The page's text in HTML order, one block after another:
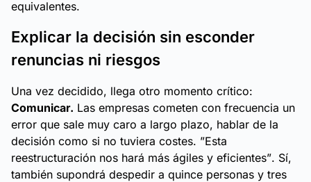
equivalentes.
Explicar la decisión sin esconder
renuncias ni riesgos
Una vez decidido, llega otro momento crítico:
Comunicar. Las empresas cometen con frecuencia un
error que sale muy caro a largo plazo, hablar de la
decisión como si no tuviera costes. ”Esta
reestructuración nos hará más ágiles y eficientes”. Sí,
también supondrá despedir a quince personas y tres